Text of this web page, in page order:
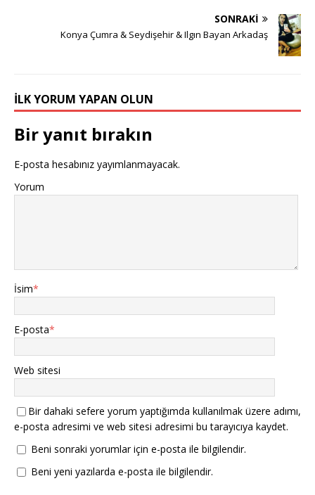
SONRAKI
Konya Çumra & Seydişehir & Ilgın Bayan Arkadaş
İLK YORUM YAPAN OLUN
Bir yanıt bırakın
E-posta hesabınız yayımlanmayacak.
Yorum
İsim*
E-posta*
Web sitesi
Bir dahaki sefere yorum yaptığımda kullanılmak üzere adımı,
e-posta adresimi ve web sitesi adresimi bu tarayıcıya kaydet.
Beni sonraki yorumlar için e-posta ile bilgilendir.
Beni yeni yazılarda e-posta ile bilgilendir.